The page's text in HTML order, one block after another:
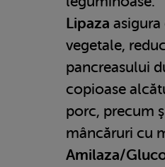
Lipaza
vegetale,
pancreasului
copioase
porc, precum
mâncăruri cu
Amilaza/